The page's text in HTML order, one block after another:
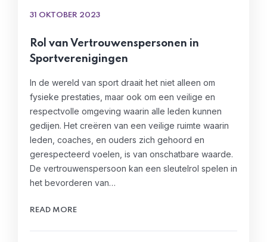
31 OKTOBER 2023
Rol van Vertrouwenspersonen in
Sportverenigingen
In de wereld van sport draait het niet alleen om
fysieke prestaties, maar ook om een veilige en
respectvolle omgeving waarin alle leden kunnen
gedijen. Het creëren van een veilige ruimte waarin
leden, coaches, en ouders zich gehoord en
gerespecteerd voelen, is van onschatbare waarde.
De vertrouwenspersoon kan een sleutelrol spelen in
het bevorderen van…
READ MORE